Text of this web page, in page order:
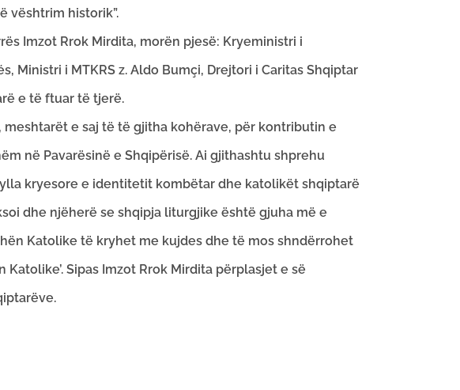
vështrim historik”.
Imzot Rrok Mirdita, morën pjesë: Kryeministri i
Ministri i MTKRS z. Aldo Bumçi, Drejtori i Caritas Shqiptar
e të ftuar të tjerë.
e saj të të gjitha kohërave, për kontributin e
në Pavarësinë e Shqipërisë. Ai gjithashtu shprehu
kryesore e identitetit kombëtar dhe katolikët shqiptarë
dhe njëherë se shqipja liturgjike është gjuha më e
Katolike të kryhet me kujdes dhe të mos shndërrohet
Sipas Imzot Rrok Mirdita përplasjet e së